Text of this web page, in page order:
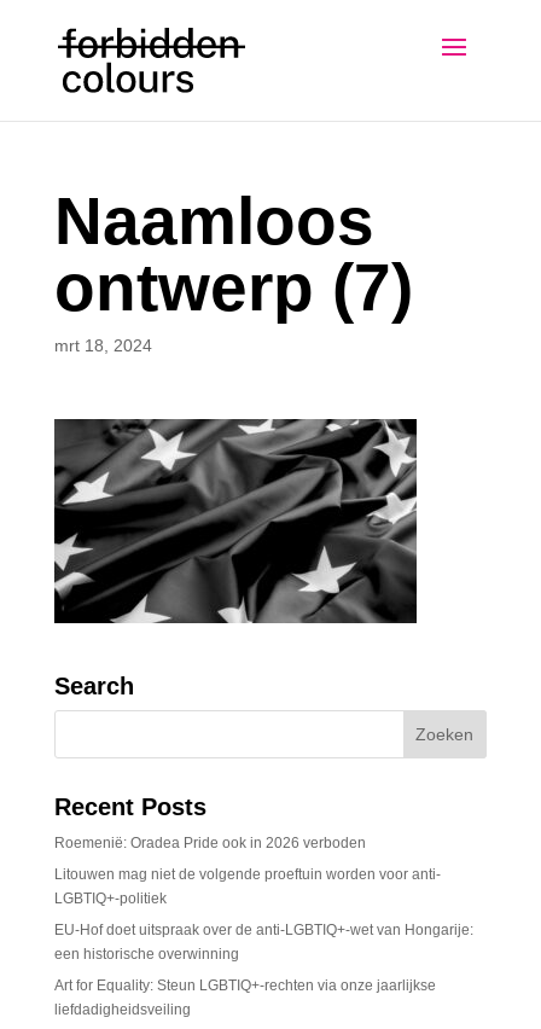
Naamloos
ontwerp (7)
mrt 18, 2024
Search
Recent Posts
Roemenië: Oradea Pride ook in 2026 verboden
Litouwen mag niet de volgende proeftuin worden voor anti-
LGBTIQ+-politiek
EU-Hof doet uitspraak over de anti-LGBTIQ+-wet van Hongarije:
een historische overwinning
Art for Equality: Steun LGBTIQ+-rechten via onze jaarlijkse
liefdadigheidsveiling